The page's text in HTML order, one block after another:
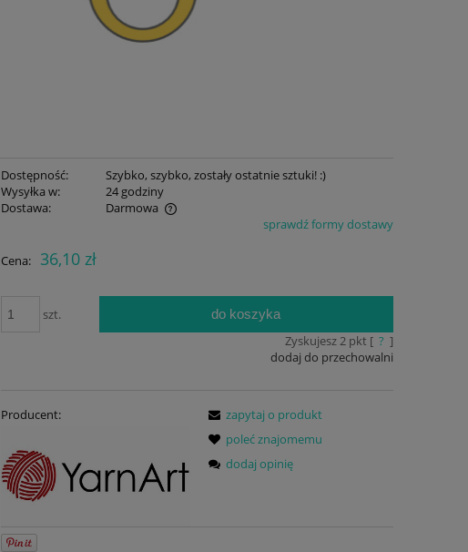
Dostępność:
Szybko, szybko, zostały ostatnie sztuki! :)
Wysyłka w:
24 godziny
Dostawa:
Darmowa
sprawdź formy dostawy
Cena: 36,10 zł
szt. do koszyka
Zyskujesz2pkt [ ? ]
dodaj do przechowalni
Producent:
zapytaj o produkt
poleć znajomemu
dodaj opinię